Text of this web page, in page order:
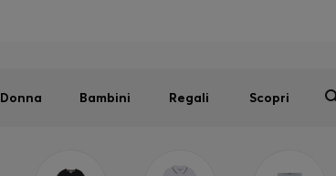
Donna Bambini Regali Scopri